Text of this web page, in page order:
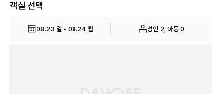
객실 선택
08.23 일 - 08.24 월 성인 2, 아동 0